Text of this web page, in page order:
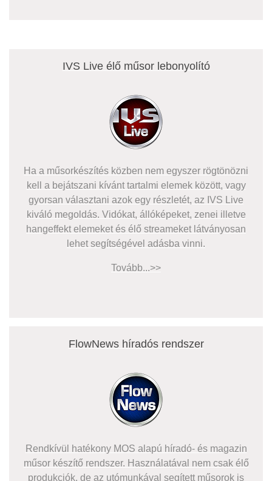
IVS Live élő műsor lebonyolító
Ha a műsorkészítés közben nem egyszer rögtönözni
kell a bejátszani kívánt tartalmi elemek között, vagy
gyorsan választani azok egy részletét, az IVS Live
kiváló megoldás. Vidókat, állóképeket, zenei illetve
hangeffekt elemeket és élő streameket látványosan
lehet segítségével adásba vinni.
Tovább...>>
FlowNews híradós rendszer
Rendkívül hatékony MOS alapú híradó- és magazin
műsor készítő rendszer. Használatával nem csak élő
produkciók, de az utómunkával segített műsorok is